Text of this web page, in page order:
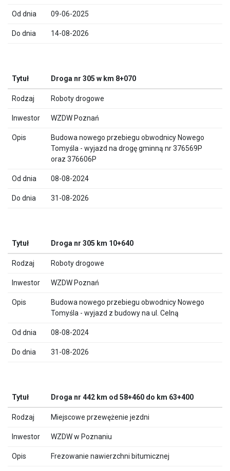
09-06-2025
14-08-2026
Droga nr 305 w km 8+070
Roboty drogowe
WZDW Poznań
Budowa nowego przebiegu obwodnicy Nowego
Tomyśla - wyjazd na drogę gminną nr 376569P
oraz 376606P
08-08-2024
31-08-2026
Droga nr 305 km 10+640
Roboty drogowe
WZDW Poznań
Budowa nowego przebiegu obwodnicy Nowego
Tomyśla - wyjazd z budowy na ul. Celną
08-08-2024
31-08-2026
Droga nr 442 km od 58+460 do km 63+400
Miejscowe przewężenie jezdni
WZDW w Poznaniu
Frezowanie nawierzchni bitumicznej